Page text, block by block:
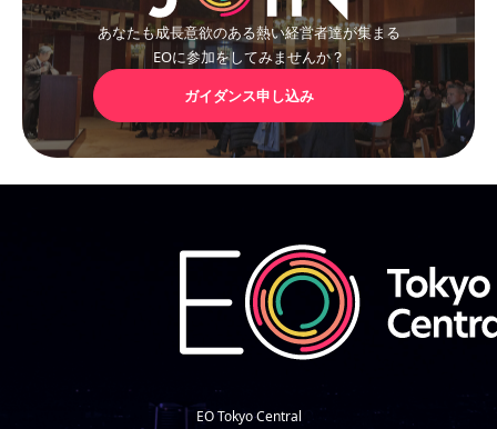
あなたも成長意欲のある熱い経営者達が集まる
EOに参加をしてみませんか？
ガイダンス申し込み
EO Tokyo Central